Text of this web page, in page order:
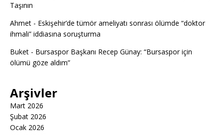
Taşının
Ahmet - Eskişehir’de tümör ameliyatı sonrası ölümde “doktor
ihmali” iddiasına soruşturma
Buket - Bursaspor Başkanı Recep Günay: “Bursaspor için
ölümü göze aldım”
Arşivler
Mart 2026
Şubat 2026
Ocak 2026